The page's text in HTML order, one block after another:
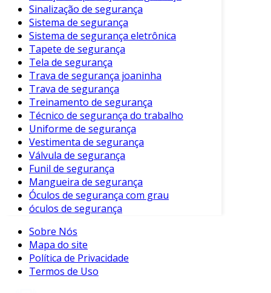
critérios garantem a escolha do modelo mais
adequado às suas necessidades. Veja os
principais:
Tipo de Atividade
trabalho pode exigir características
específicas.
Tamanho e Ajuste: Um bom ajuste é
essencial para garantir conforto e
segurança.
Certificação: Assegure-se de que o
modelo escolhido atenda às normas de
segurança.
Condições Climáticas
impermeabilidade ou ventilação pode ser
um fator decisivo.
Considerar esses fatores auxilia na seleção da
Sinalização de segurança
Sistema de segurança
Sistema de segurança eletrônica
Tapete de segurança
Tela de segurança
Trava de segurança joaninha
Trava de segurança
Treinamento de segurança
Técnico de segurança do trabalho
Uniforme de segurança
Vestimenta de segurança
Válvula de segurança
Funil de segurança
Mangueira de segurança
Óculos de segurança com grau
óculos de segurança
Sobre Nós
Mapa do site
Política de Privacidade
Termos de Uso